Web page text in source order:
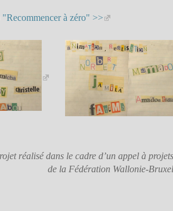
à zéro" >>
réalisé dans le cadre d’un appel à
de la Fédération Wallonie-